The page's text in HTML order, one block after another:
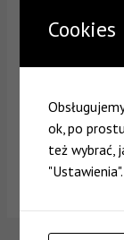
Pragniemy
Cookies
ok, po
też wybrać,
"Ustawienia".